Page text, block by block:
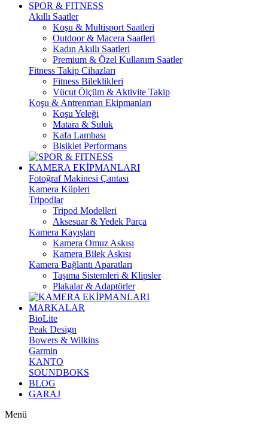
SPOR & FITNESS
Akıllı Saatler
Koşu & Multisport Saatleri
Outdoor & Macera Saatleri
Kadın Akıllı Saatleri
Premium & Özel Kullanım Saatler
Fitness Takip Cihazları
Fitness Bileklikleri
Vücut Ölçüm & Aktivite Takip
Koşu & Antrenman Ekipmanları
Koşu Yeleği
Matara & Suluk
Kafa Lambası
Bisiklet Performans
KAMERA EKİPMANLARI
Fotoğraf Makinesi Çantası
Kamera Küpleri
Tripodlar
Tripod Modelleri
Aksesuar & Yedek Parça
Kamera Kayışları
Kamera Omuz Askısı
Kamera Bilek Askısı
Kamera Bağlantı Aparatları
Taşıma Sistemleri & Klipsler
Plakalar & Adaptörler
MARKALAR
BioLite
Peak Design
Bowers & Wilkins
Garmin
KANTO
SOUNDBOKS
BLOG
GARAJ
Menü